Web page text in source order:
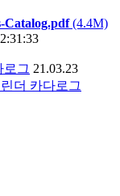
Catalog.pdf(4.4M)
로그 21.03.23
더 카다로그